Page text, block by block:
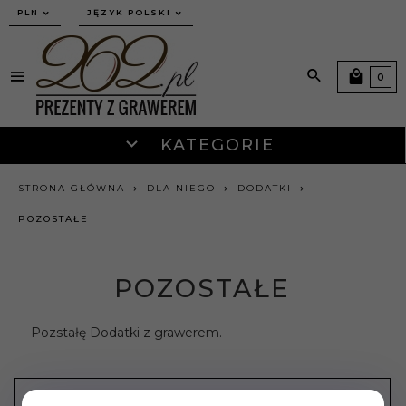
currency_h
PLN JĘZYK POLSKI
KATEGORIE
0
STRONA GŁÓWNA DLA NIEGO DODATKI
POZOSTAŁE
POZOSTAŁE
Pozstałę Dodatki z grawerem.